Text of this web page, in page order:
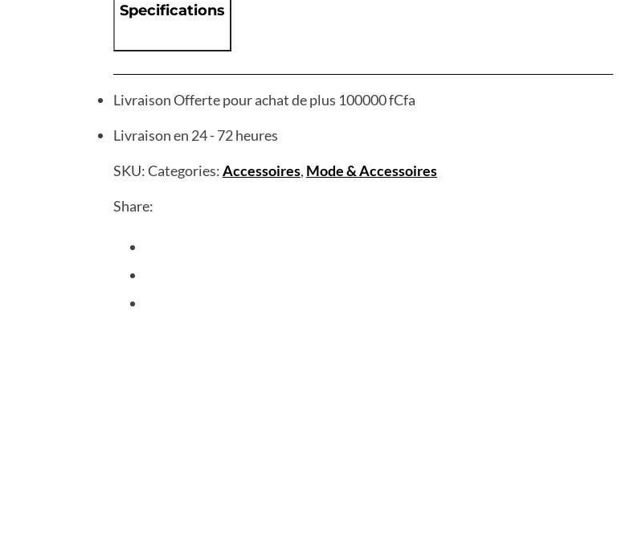
Specifications
Livraison Offerte pour achat de plus 100000 fCfa
Livraison en 24 - 72 heures
SKU:Categories:Accessoires, Mode & Accessoires
Share: